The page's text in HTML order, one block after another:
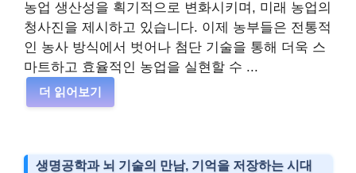
농업 생산성을 획기적으로 변화시키며, 미래 농업의
청사진을 제시하고 있습니다. 이제 농부들은 전통적
인 농사 방식에서 벗어나 첨단 기술을 통해 더욱 스
마트하고 효율적인 농업을 실현할 수 ...
더 읽어보기
생명공학과 뇌 기술의 만남, 기억을 저장하는 시대